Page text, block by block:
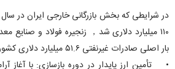
در شرایطی که بخش بازرگانی خارجی ایران در
۱۱۰ میلیارد دلاری شد， زنجیره فولاد و
بار اصلی صادرات غیرنفتی ۵۱.۶ میلیارد دلاری کشور را بر دوش کشیدند.